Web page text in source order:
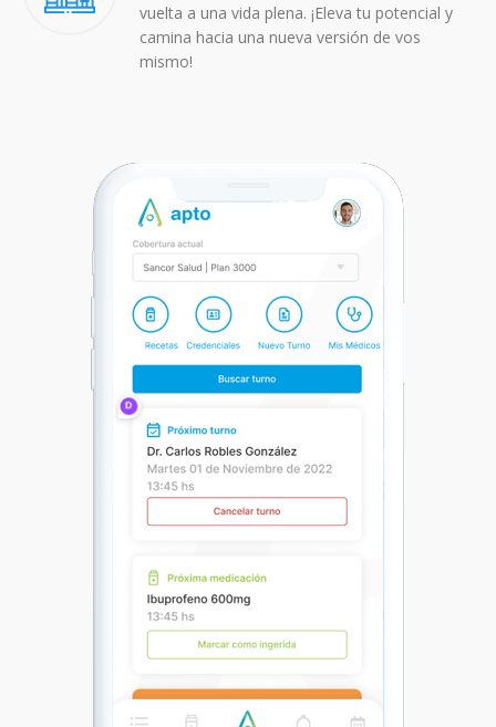
vuelta a una vida plena. ¡Eleva tu potencial y
camina hacia una nueva versión de vos
mismo!